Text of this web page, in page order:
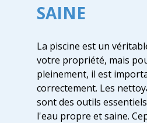
SAINE
La piscine est un
votre propriété, mais
pleinement, il est
correctement. Les
sont des outils
l'eau propre et saine.